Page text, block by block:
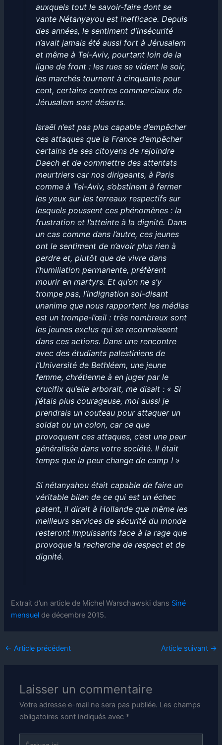
auxquels tout le savoir-faire dont se
vante Nétanyayou est inefficace. Depuis
des années, le sentiment d’insécurité
n’avait jamais été aussi fort à Jérusalem
et même à Tel-Aviv, pourtant loin de la
ligne de front : les rues se vident le soir,
les marchés tournent à cinquante pour
cent, certains centres commerciaux de
Jérusalem sont déserts.
Israël n’est pas plus capable d’empêcher
ces attaques que la France d’empêcher
certains de ses citoyens de rejoindre
Daech et de commettre des attentats
meurtriers car nos dirigeants, à Paris
comme à Tel-Aviv, s’obstinent à fermer
les yeux sur les terreaux respectifs sur
lesquels poussent ces phénomènes : la
frustration et l’atteinte à la dignité. Dans
un cas comme dans l’autre, ces jeunes
ont le sentiment de n’avoir plus rien à
perdre et, plutôt que de vivre dans
l’humiliation permanente, préfèrent
mourir en martyrs. Et qu’on ne s’y
trompe pas, l’indignation soi-disant
unanime que nous rapportent les médias
est un trompe-l’œil : très nombreux sont
les jeunes exclus qui se reconnaissent
dans ces actions. Dans une rencontre
avec des étudiants palestiniens de
l’Université de Bethléem, une jeune
femme, chrétienne à en juger par le
crucifix qu’elle arborait, me disait : « Si
j’étais plus courageuse, moi aussi je
prendrais un couteau pour attaquer un
soldat ou un colon, car ce que
provoquent ces attaques, c’est une peur
généralisée dans votre société. Il était
temps que la peur change de camp ! »
Si nétanyahou était capable de faire un
véritable bilan de ce qui est un échec
patent, il dirait à Hollande que même les
meilleurs services de sécurité du monde
resteront impuissants face à la rage que
provoque la recherche de respect et de
dignité.
Extrait d’un article de Michel Warschawski dans Siné
mensuel de décembre 2015.
← Article précédent Article suivant →
Laisser un commentaire
Votre adresse e-mail ne sera pas publiée. Les champs
obligatoires sont indiqués avec *
Écrivez